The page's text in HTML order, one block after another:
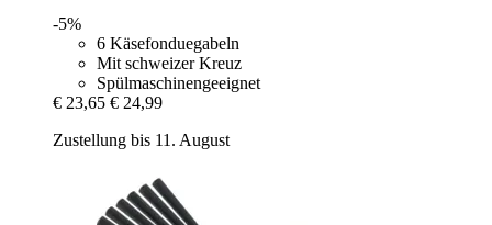
-5%
6 Käsefonduegabeln
Mit schweizer Kreuz
Spülmaschinengeeignet
€ 23,65 € 24,99
Zustellung bis 11. August